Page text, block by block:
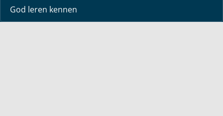
God leren kennen
Downloads